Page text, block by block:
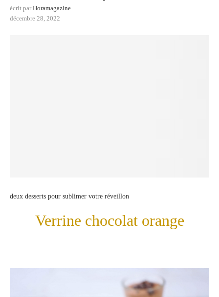
écrit parHoramagazine
décembre 28, 2022
deux desserts pour sublimer votre réveillon
Verrine chocolat orange